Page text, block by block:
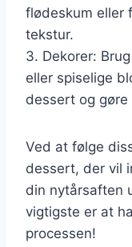
flødeskum eller
tekstur.
3. Dekorer:
eller spiselige
dessert og
Ved at følge
dessert, der vil
din nytårsaften
vigtigste er at
processen!